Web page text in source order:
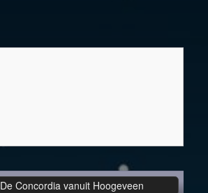
De Concordia vanuit Hoogeveen